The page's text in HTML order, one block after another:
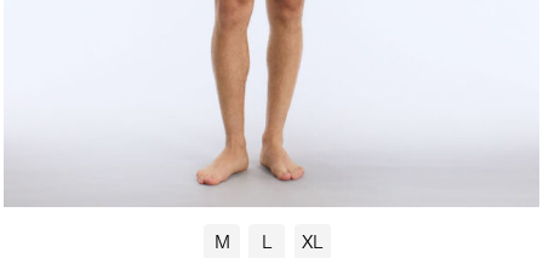
M L XL